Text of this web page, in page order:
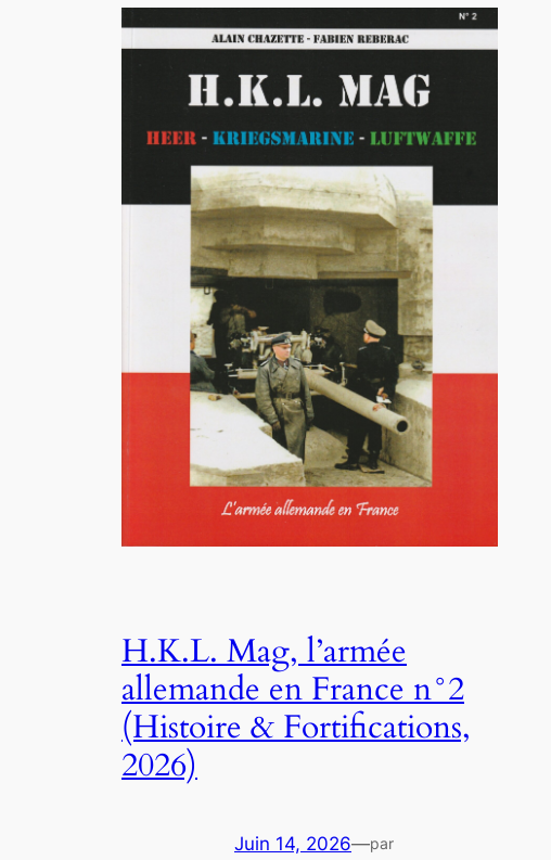
H.K.L. Mag, l’armée
allemande en France n°2
(Histoire & Fortifications,
2026)
Juin 14, 2026—par